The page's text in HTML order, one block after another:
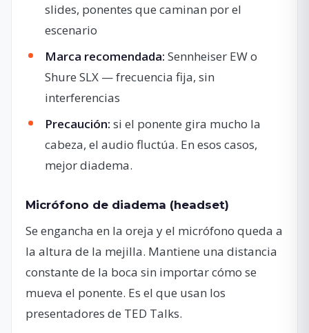
slides, ponentes que caminan por el
escenario
Marca recomendada: Sennheiser EW o
Shure SLX — frecuencia fija, sin
interferencias
Precaución: si el ponente gira mucho la
cabeza, el audio fluctúa. En esos casos,
mejor diadema.
Micrófono de diadema (headset)
Se engancha en la oreja y el micrófono queda a
la altura de la mejilla. Mantiene una distancia
constante de la boca sin importar cómo se
mueva el ponente. Es el que usan los
presentadores de TED Talks.